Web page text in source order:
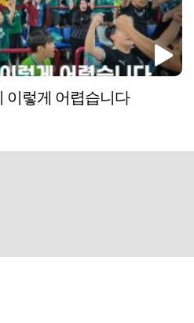
이렇게 어렵습니다